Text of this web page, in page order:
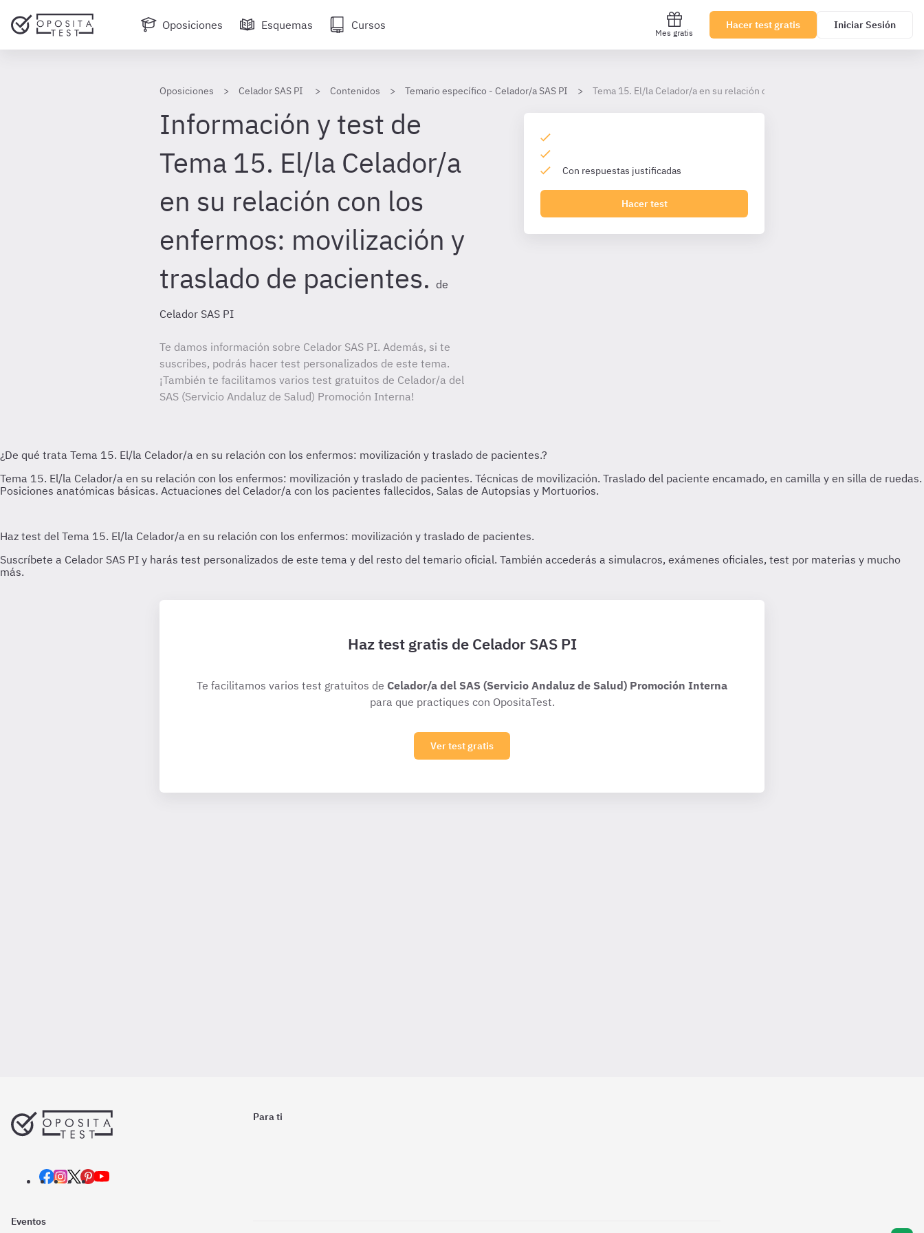
Oposiciones Esquemas Cursos
Mes gratis
Hacer test gratis Iniciar Sesión
Oposiciones Celador SAS PI Contenidos Temario específico - Celador/a SAS PI Tema 15. El/la Celador/a en su relación con los enfermos: movilización y
Información y test de
Tema 15. El/la Celador/a
en su relación con los
enfermos: movilización y
traslado de pacientes. de
Celador SAS PI
Te damos información sobre Celador SAS PI. Además, si te
suscribes, podrás hacer test personalizados de este tema.
¡También te facilitamos varios test gratuitos de Celador/a del
SAS (Servicio Andaluz de Salud) Promoción Interna!
Con respuestas justificadas
Hacer test
Haz test gratis de Celador SAS PI
Te facilitamos varios test gratuitos de Celador/a del SAS (Servicio Andaluz de Salud) Promoción Interna
para que practiques con OpositaTest.
Ver test gratis
Para ti
Eventos